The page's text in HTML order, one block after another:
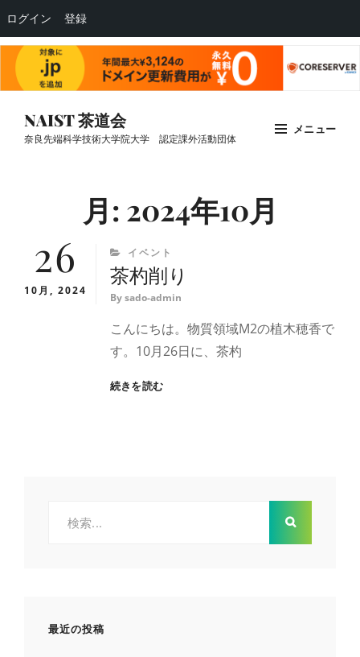
ログイン 登録
NAIST 茶道会
奈良先端科学技術大学院大学 認定課外活動団体
メニュー
月: 2024年10月
26
10月, 2024
CATEGORIES
イベント
茶杓削り
Bysado-admin
こんにちは。物質領域M2の植木穂香で
す。10月26日に、茶杓
続きを読む茶
最近の投稿